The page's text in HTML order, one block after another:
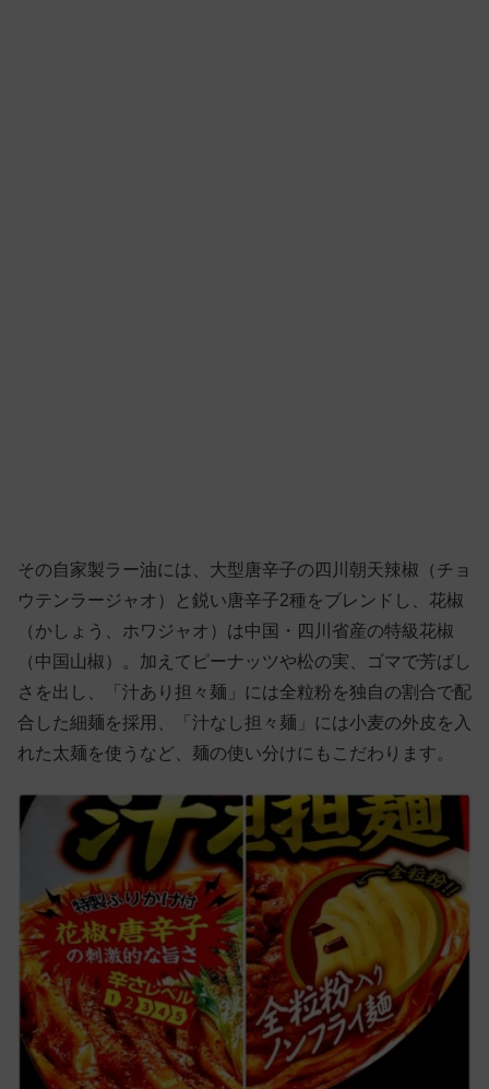
その自家製ラー油には、大型唐辛子の四川朝天辣椒（チョ
ウテンラージャオ）と鋭い唐辛子2種をブレンドし、花椒
（かしょう、ホワジャオ）は中国・四川省産の特級花椒
（中国山椒）。加えてピーナッツや松の実、ゴマで芳ばし
さを出し、「汁あり担々麺」には全粒粉を独自の割合で配
合した細麺を採用、「汁なし担々麺」には小麦の外皮を入
れた太麺を使うなど、麺の使い分けにもこだわります。